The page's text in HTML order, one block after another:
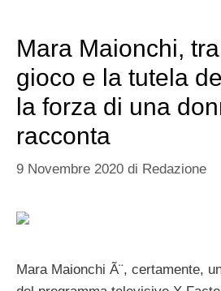
Mara Maionchi,
gioco e la tutela
la forza di una
racconta
9 Novembre 2020 di Redazione
Mara Maionchi Ã¨, certamente,